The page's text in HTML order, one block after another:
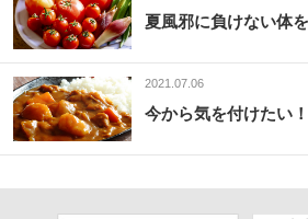
夏風邪に負けない体
今から気を付けたい
2021.07.06